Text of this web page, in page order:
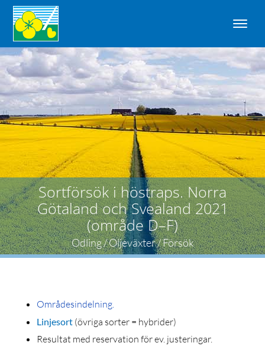
Sortförsök i höstraps. Norra
Götaland och Svealand 2021
(område D–F)
Odling / Oljeväxter / Försök
Områdesindelning.
Linjesort(övriga sorter = hybrider)
Resultat med reservation för ev. justeringar.